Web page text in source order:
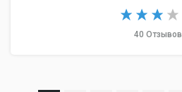
40 Отзывов